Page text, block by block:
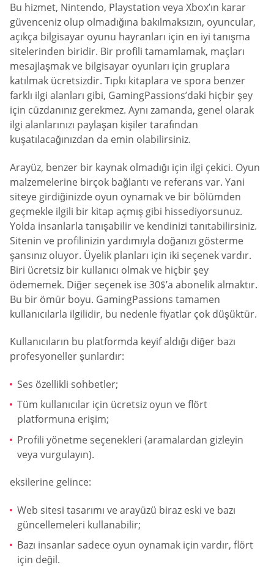
Bu hizmet, Nintendo, Playstation veya Xbox’ın karar
güvenceniz olup olmadığına bakılmaksızın, oyuncular,
açıkça bilgisayar oyunu hayranları için en iyi tanışma
sitelerinden biridir. Bir profili tamamlamak, maçları
mesajlaşmak ve bilgisayar oyunları için gruplara
katılmak ücretsizdir. Tıpkı kitaplara ve spora benzer
farklı ilgi alanları gibi, GamingPassions’daki hiçbir şey
için cüzdanınız gerekmez. Aynı zamanda, genel olarak
ilgi alanlarınızı paylaşan kişiler tarafından
kuşatılacağınızdan da emin olabilirsiniz.
Arayüz, benzer bir kaynak olmadığı için ilgi çekici. Oyun
malzemelerine birçok bağlantı ve referans var. Yani
siteye girdiğinizde oyun oynamak ve bir bölümden
geçmekle ilgili bir kitap açmış gibi hissediyorsunuz.
Yolda insanlarla tanışabilir ve kendinizi tanıtabilirsiniz.
Sitenin ve profilinizin yardımıyla doğanızı gösterme
şansınız oluyor. Üyelik planları için iki seçenek vardır.
Biri ücretsiz bir kullanıcı olmak ve hiçbir şey
ödememek. Diğer seçenek ise 30$’a abonelik almaktır.
Bu bir ömür boyu. GamingPassions tamamen
kullanıcılarla ilgilidir, bu nedenle fiyatlar çok düşüktür.
Kullanıcıların bu platformda keyif aldığı diğer bazı
profesyoneller şunlardır:
Ses özellikli sohbetler;
Tüm kullanıcılar için ücretsiz oyun ve flört
platformuna erişim;
Profili yönetme seçenekleri (aramalardan gizleyin
veya vurgulayın).
eksilerine gelince:
Web sitesi tasarımı ve arayüzü biraz eski ve bazı
güncellemeleri kullanabilir;
Bazı insanlar sadece oyun oynamak için vardır, flört
için değil.